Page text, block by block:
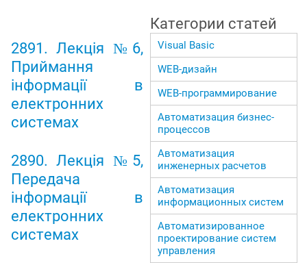
2891. Лекція №6,
Приймання
інформації в
електронних
системах
2890. Лекція №5,
Передача
інформації в
електронних
системах
Категории статей
Visual Basic
WEB-дизайн
WEB-программирование
Автоматизация бизнес-
процессов
Автоматизация
инженерных расчетов
Автоматизация
информационных систем
Автоматизированное
проектирование систем
управления